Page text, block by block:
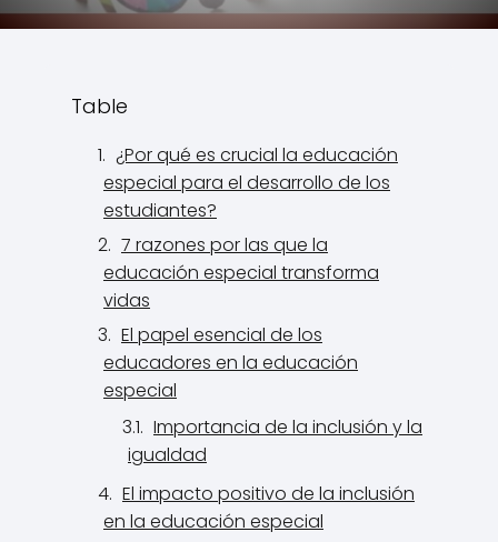
Table
¿Por qué es crucial la educación
especial para el desarrollo de los
estudiantes?
7 razones por las que la
educación especial transforma
vidas
El papel esencial de los
educadores en la educación
especial
Importancia de la inclusión y la
igualdad
El impacto positivo de la inclusión
en la educación especial